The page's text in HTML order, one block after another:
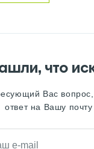
что
Вас
ответ на Вашу почту